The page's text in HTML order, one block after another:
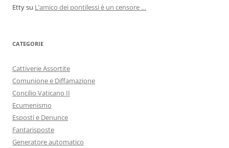
Ettysu L’amico dei pontilessi è un censore …
CATEGORIE
Cattiverie Assortite
Comunione e Diffamazione
Concilio Vaticano II
Ecumenismo
Esposti e Denunce
Fantarisposte
Generatore automatico